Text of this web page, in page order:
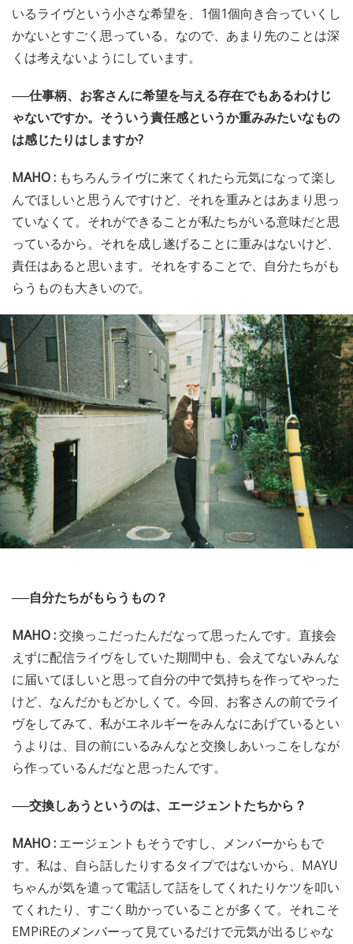
いるライヴという小さな希望を、1個1個向き合っていくし
かないとすごく思っている。なので、あまり先のことは深
くは考えないようにしています。
──仕事柄、お客さんに希望を与える存在でもあるわけじ
ゃないですか。そういう責任感というか重みみたいなもの
は感じたりはしますか?
MAHO : もちろんライヴに来てくれたら元気になって楽し
んでほしいと思うんですけど、それを重みとはあまり思っ
ていなくて。それができることが私たちがいる意味だと思
っているから。それを成し遂げることに重みはないけど、
責任はあると思います。それをすることで、自分たちがも
らうものも大きいので。
──自分たちがもらうもの？
MAHO :交換っこだったんだなって思ったんです。直接会
えずに配信ライヴをしていた期間中も、会えてないみんな
に届いてほしいと思って自分の中で気持ちを作ってやった
けど、なんだかもどかしくて。今回、お客さんの前でライ
ヴをしてみて、私がエネルギーをみんなにあげているとい
うよりは、目の前にいるみんなと交換しあいっこをしなが
ら作っているんだなと思ったんです。
──交換しあうというのは、エージェントたちから？
MAHO : エージェントもそうですし、メンバーからもで
す。私は、自ら話したりするタイプではないから、MAYU
ちゃんが気を遣って電話して話をしてくれたりケツを叩い
てくれたり、すごく助かっていることが多くて。それこそ
EMPiREのメンバーって見ているだけで元気が出るじゃな